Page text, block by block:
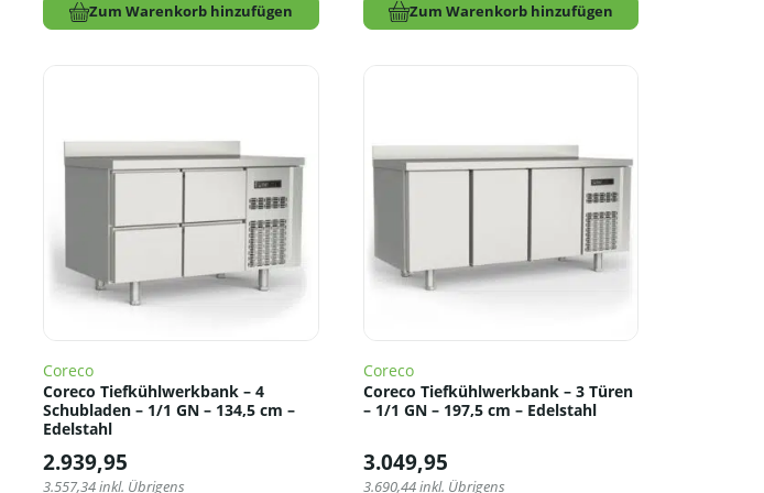
Zum Warenkorb hinzufügen
Zum Warenkorb hinzufügen
Coreco
Coreco Tiefkühlwerkbank – 4
Schubladen – 1/1 GN – 134,5 cm –
Edelstahl
2.939,95
3.557,34inkl. Übrigens
Coreco
Coreco Tiefkühlwerkbank – 3 Türen
– 1/1 GN – 197,5 cm – Edelstahl
3.049,95
3.690,44inkl. Übrigens